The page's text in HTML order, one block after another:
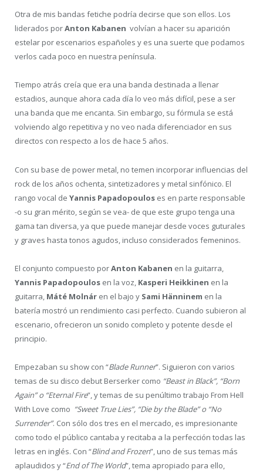
Otra de mis bandas fetiche podría decirse que son ellos. Los
liderados porAnton Kabanen volvían a hacer su aparición
estelar por escenarios españoles y es una suerte que podamos
verlos cada poco en nuestra península.
Tiempo atrás creía que era una banda destinada a llenar
estadios, aunque ahora cada día lo veo más difícil, pese a ser
una banda que me encanta. Sin embargo, su fórmula se está
volviendo algo repetitiva y no veo nada diferenciador en sus
directos con respecto a los de hace 5 años.
Con su base de power metal, no temen incorporar influencias del
rock de los años ochenta, sintetizadores y metal sinfónico. El
rango vocal de Yannis Papadopoulos es en parte responsable
-o su gran mérito, según se vea- de que este grupo tenga una
gama tan diversa, ya que puede manejar desde voces guturales
y graves hasta tonos agudos, incluso considerados femeninos.
El conjunto compuesto porAnton Kabanen en la guitarra,
Yannis Papadopoulos en la voz, Kasperi Heikkinen en la
guitarra, Máté Molnár en el bajo y Sami Hänninem en la
batería mostró un rendimiento casi perfecto. Cuando subieron al
escenario, ofrecieron un sonido completo y potente desde el
principio.
Empezaban su show con “Blade Runner”. Siguieron con varios
temas de su disco debut Berserker como “Beast in Black”, “Born
Again” o “Eternal Fire”, y temas de su penúltimo trabajo From Hell
With Love como “Sweet True Lies”, “Die by the Blade” o “No
Surrender”. Con sólo dos tres en el mercado, es impresionante
como todo el público cantaba y recitaba a la perfección todas las
letras en inglés. Con “Blind and Frozen”, uno de sus temas más
aplaudidos y “End of The World”, tema apropiado para ello,